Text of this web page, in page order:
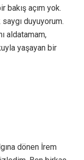
bakış açım yok.
duyuyorum.
aldatamam,
yaşayan bir
dönen İrem